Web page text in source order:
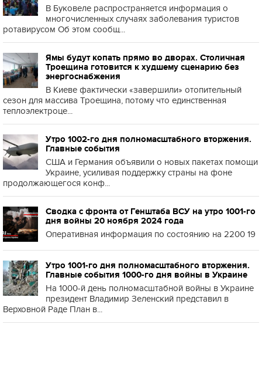
В Буковеле распространяется информация о
многочисленных случаях заболевания туристов
ротавирусом Об этом сообщ...
Ямы будут копать прямо во дворах. Столичная
Троещина готовится к худшему сценарию без
энергоснабжения
В Киеве фактически «завершили» отопительный
сезон для массива Троещина, потому что единственная
теплоэлектроце...
Утро 1002-го дня полномасштабного вторжения.
Главные события
США и Германия объявили о новых пакетах помощи
Украине, усиливая поддержку страны на фоне
продолжающегося конф...
Сводка с фронта от Генштаба ВСУ на утро 1001-го
дня войны 20 ноября 2024 года
Оперативная информация по состоянию на 2200 19
Утро 1001-го дня полномасштабного вторжения.
Главные события 1000-го дня войны в Украине
На 1000-й день полномасштабной войны в Украине
президент Владимир Зеленский представил в
Верховной Раде План в...